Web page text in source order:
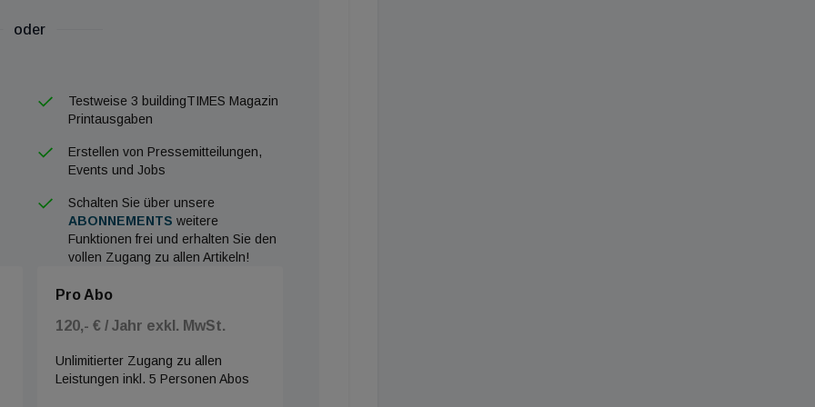
und Reihenhäuser, so Vaillant.
kommenden Jahr 2026 für die Wärmepumpe
sorgt künftig dafür, dass die
Stromtarif die niedrigsten Börsenstrompreise
in die günstigsten Zeitfenster verlagern.
Energiekosten bei gleichbleibend hohem Komfort.
Einrichtung SOS-Kinderdorf Essen. Auf
bereits seit mehr als 10 Jahren die
in 25 Ländern mit effizienter Heiztechnik.
oder
Testweise 3 buildingTIMES Magazin
Printausgaben
Erstellen von Pressemitteilungen,
Events und Jobs
Schalten Sie über unsere
ABONNEMENTS weitere
Funktionen frei und erhalten Sie den
vollen Zugang zu allen Artikeln!
Pro Abo
120,- € / Jahr exkl. MwSt.
Unlimitierter Zugang zu allen
Leistungen inkl. 5 Personen Abos